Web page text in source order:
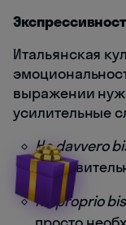
Итальянская
выражении
усилительные
Ho davvero
Ho proprio